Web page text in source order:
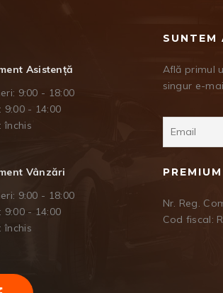
Asistență
9:00 - 18:00
9:00 - 14:00
închis
Vânzări
9:00 - 18:00
9:00 - 14:00
închis
SUNTEM
Află primul
singur e-
Nr. Reg.
Cod fiscal: